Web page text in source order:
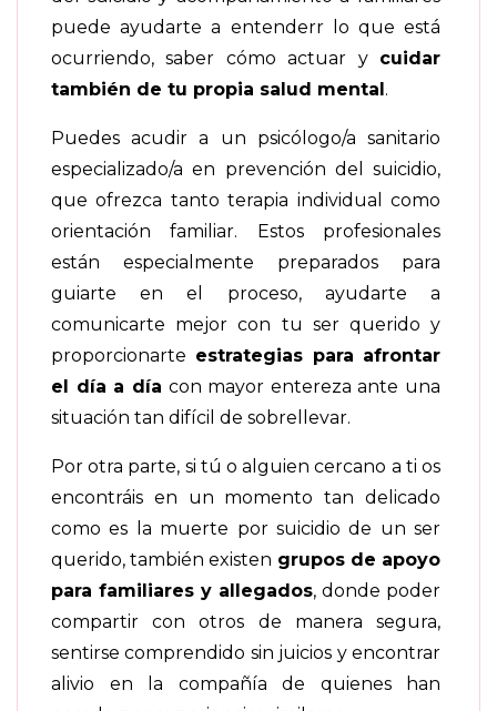
puede ayudarte a entenderr lo que está
ocurriendo, saber cómo actuar y cuidar
también de tu propia salud mental.
Puedes acudir a un psicólogo/a sanitario
especializado/a en prevención del suicidio,
que ofrezca tanto terapia individual como
orientación familiar. Estos profesionales
están especialmente preparados para
guiarte en el proceso, ayudarte a
comunicarte mejor con tu ser querido y
proporcionarte estrategias para afrontar
el día a día con mayor entereza ante una
situación tan difícil de sobrellevar.
Por otra parte, si tú o alguien cercano a ti os
encontráis en un momento tan delicado
como es la muerte por suicidio de un ser
querido, también existen grupos de apoyo
para familiares y allegados, donde poder
compartir con otros de manera segura,
sentirse comprendido sin juicios y encontrar
alivio en la compañía de quienes han